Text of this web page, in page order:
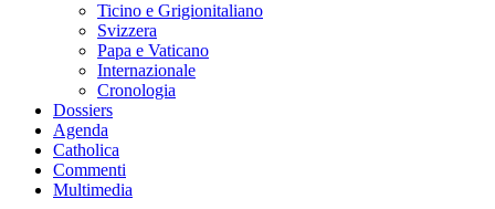
Ticino e Grigionitaliano
Svizzera
Papa e Vaticano
Internazionale
Cronologia
Dossiers
Agenda
Catholica
Commenti
Multimedia